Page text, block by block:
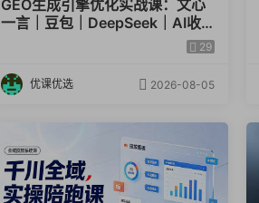
GEO生成引擎优化实战课：文心
一言｜豆包｜DeepSeek｜AI收
录抓取｜品牌电商优化全套落地29
优课优选 2026-08-05